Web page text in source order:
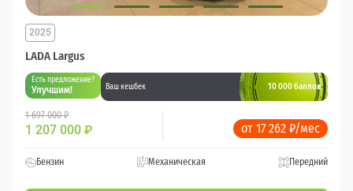
LADA Largus
2025
Есть предложение?
Улучшим! Ваш кешбек 10 000 баллов
1 697 000 ₽
1 207 000 ₽ от 17 262 ₽/мес
Бензин Механическая Передний